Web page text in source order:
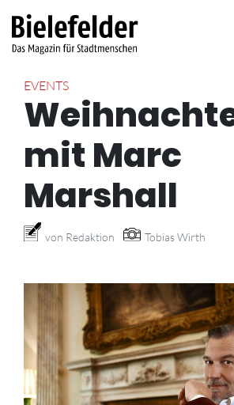
EVENTS
mit Marc
Marshall
von Redaktion Tobias Wirth